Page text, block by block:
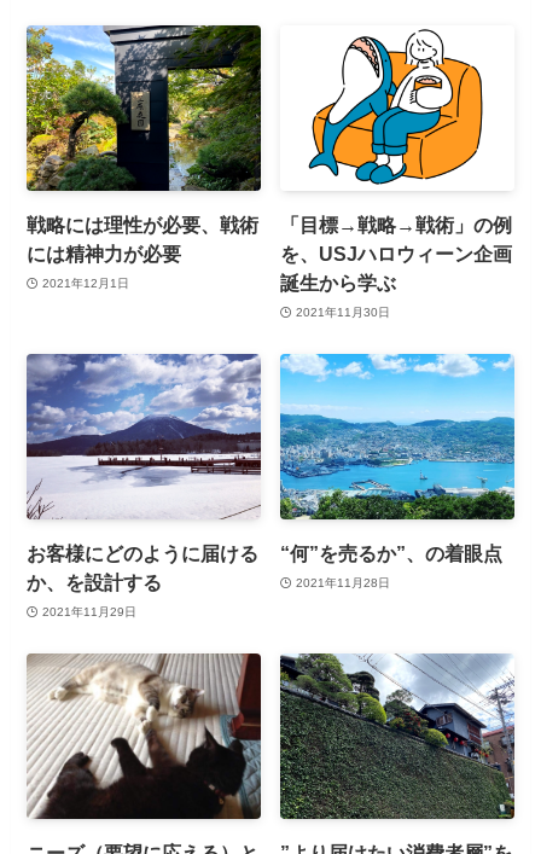
戦略には理性が必要、戦術
には精神力が必要
2021年12月1日
「目標→戦略→戦術」の例
を、USJハロウィーン企画
誕生から学ぶ
2021年11月30日
お客様にどのように届ける
か、を設計する
2021年11月29日
“何”を売るか”、の着眼点
2021年11月28日